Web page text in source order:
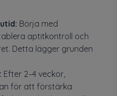
Börja med
aptitkontroll och
Detta lägger grunden
Efter 2–4 veckor,
för att förstärka